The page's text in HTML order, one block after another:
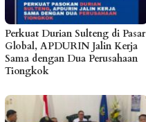
Perkuat Durian Sulteng di Pasar
Global, APDURIN Jalin Kerja
Sama dengan Dua Perusahaan
Tiongkok